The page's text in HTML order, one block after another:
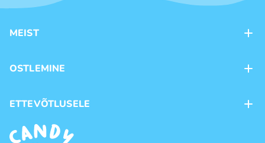
MEIST
Kauplused
OSTLEMINE
Ostutingimused
Privaatsuspoliitika
ETTEVÕTLUSELE
Frantsiis